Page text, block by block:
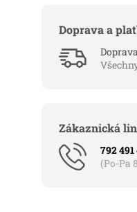
Doprava a
Zákaznická
792 491
(Po-Pa